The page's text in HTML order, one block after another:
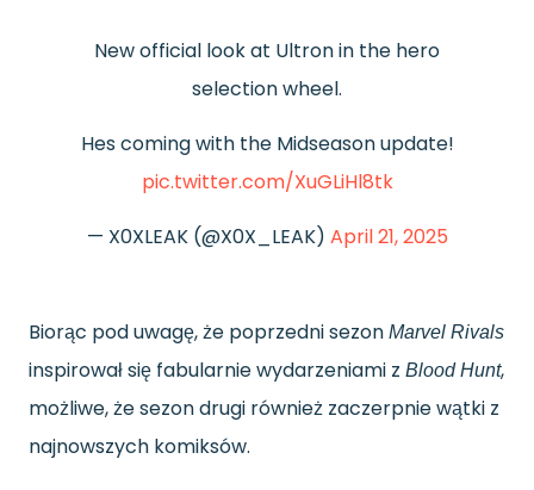
New official look at Ultron in the hero
selection wheel.
Hes coming with the Midseason update!
pic.twitter.com/XuGLiHl8tk
— X0XLEAK (@X0X_LEAK) April 21, 2025
Biorąc pod uwagę, że poprzedni sezon Marvel Rivals
inspirował się fabularnie wydarzeniami z Blood Hunt,
możliwe, że sezon drugi również zaczerpnie wątki z
najnowszych komiksów.